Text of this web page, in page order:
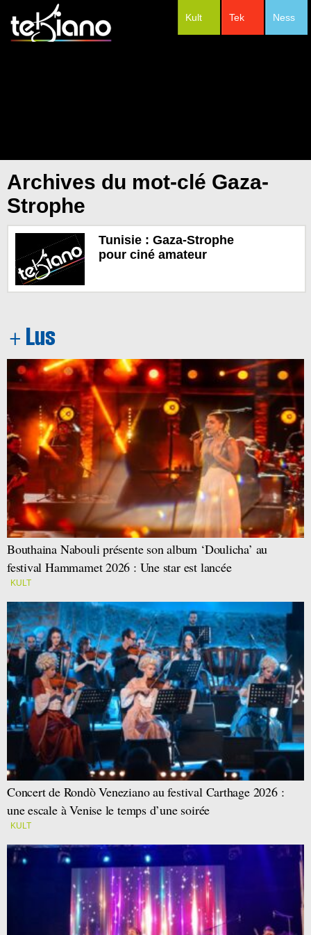
Ness
Tek
Kult
Archives du mot-clé Gaza-
Strophe
Tunisie : Gaza-Strophe
pour ciné amateur
Bouthaina Nabouli présente son album ‘Doulicha’ au
festival Hammamet 2026 : Une star est lancée
KULT
Concert de Rondò Veneziano au festival Carthage 2026 :
une escale à Venise le temps d’une soirée
KULT